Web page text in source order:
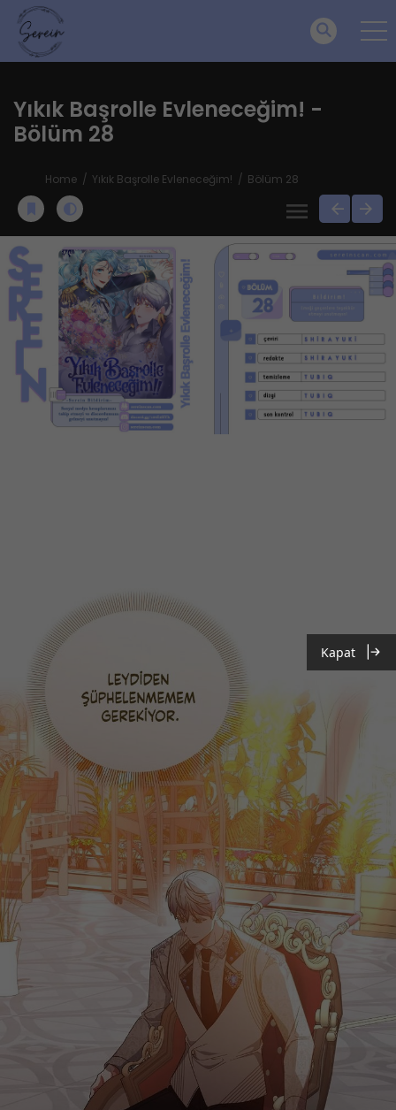
Yıkık Başrolle Evleneceğim! -
Bölüm 28
Home Yıkık Başrolle Evleneceğim! Bölüm 28
Kapat